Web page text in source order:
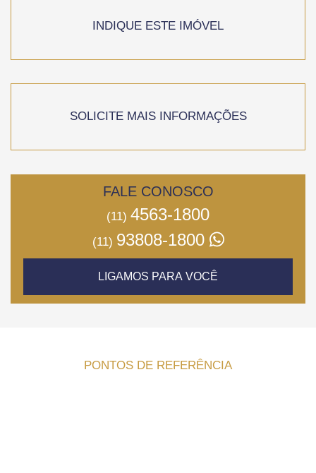
INDIQUE ESTE IMÓVEL
SOLICITE MAIS INFORMAÇÕES
FALE CONOSCO
(11) 4563-1800
(11) 93808-1800
LIGAMOS PARA VOCÊ
PONTOS DE REFERÊNCIA